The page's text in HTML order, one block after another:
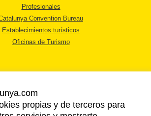
Profesionales
Convention Bureau
Establecimientos turísticos
Oficinas de Turismo
AVISO LEGAL
propias y de terceros para